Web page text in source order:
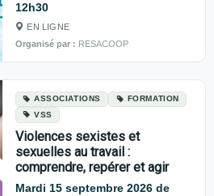
12h30
EN LIGNE
Organisé par : RESACOOP
ASSOCIATIONS
FORMATION
VSS
Violences sexistes et
sexuelles au travail :
comprendre, repérer et agir
Mardi 15 septembre 2026 de